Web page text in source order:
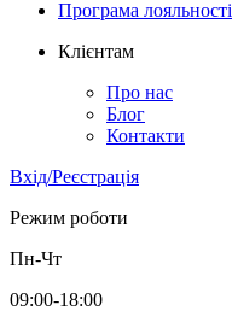
Програма лояльності
Клієнтам
Про нас
Блог
Контакти
Вхід/Реєстрація
Режим роботи
Пн-Чт
09:00-18:00